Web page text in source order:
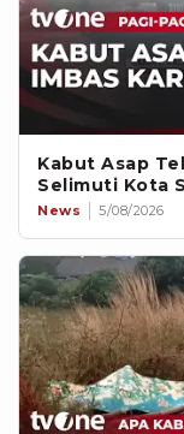
Kabut Asap
Selimuti Kota
News 5/08/2026